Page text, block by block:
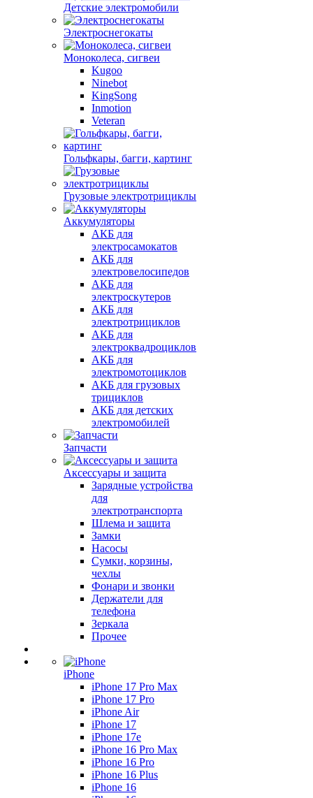
Детские электромобили
Электроснегокаты
Моноколеса, сигвеи
Kugoo
Ninebot
KingSong
Inmotion
Veteran
Гольфкары, багги, картинг
Грузовые электротрициклы
Аккумуляторы
АКБ для
электросамокатов
АКБ для
электровелосипедов
АКБ для
электроскутеров
АКБ для
электротрициклов
АКБ для
электроквадроциклов
АКБ для
электромотоциклов
АКБ для грузовых
трициклов
АКБ для детских
электромобилей
Запчасти
Аксессуары и защита
Зарядные устройства
для
электротранспорта
Шлема и защита
Замки
Насосы
Сумки, корзины,
чехлы
Фонари и звонки
Держатели для
телефона
Зеркала
Прочее
iPhone
iPhone 17 Pro Max
iPhone 17 Pro
iPhone Air
iPhone 17
iPhone 17e
iPhone 16 Pro Max
iPhone 16 Pro
iPhone 16 Plus
iPhone 16